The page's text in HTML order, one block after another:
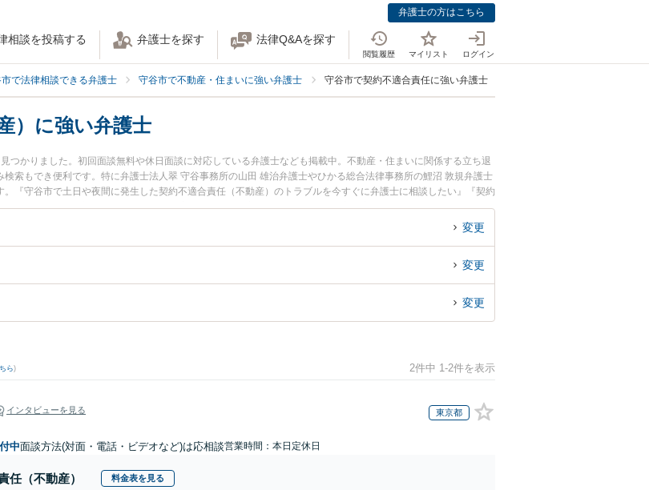
弁護士の方はこちら
相談を投稿する 弁護士を探す 法律Q&Aを探す
閲覧履歴 マイリスト ログイン
で法律相談できる弁護士 守谷市で不動産・住まいに強い弁護士 守谷市で契約不適合責任に強い弁護士
）に強い弁護士
つかりました。初回面談無料や休日面談に対応している弁護士なども掲載中。不動産・住まいに関係する立ち退
索もでき便利です。特に弁護士法人翠 守谷事務所の山田 雄治弁護士やひかる総合法律事務所の鯉沼 敦規弁護士
『守谷市で土日や夜間に発生した契約不適合責任（不動産）のトラブルを今すぐに弁護士に相談したい』『契約
検索したい』『初回相談無料で契約不適合責任（不動産）を法律相談できる守谷市内の弁護士に相談予約した
変更
変更
変更
ら) 2件中 1-2件を表示
インタビューを見る 東京都
中面談方法(対面・電話・ビデオなど)は応相談営業時間：本日定休日
任（不動産） 料金表を見る